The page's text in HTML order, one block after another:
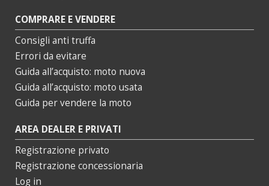
COMPRARE E VENDERE
Consigli anti truffa
Errori da evitare
Guida all’acquisto: moto nuova
Guida all’acquisto: moto usata
Guida per vendere la moto
AREA DEALER E PRIVATI
Registrazione privato
Registrazione concessionaria
Log in